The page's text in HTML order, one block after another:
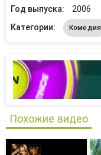
Год выпуска:
2006
Категории:
Комедия
Похожие видео